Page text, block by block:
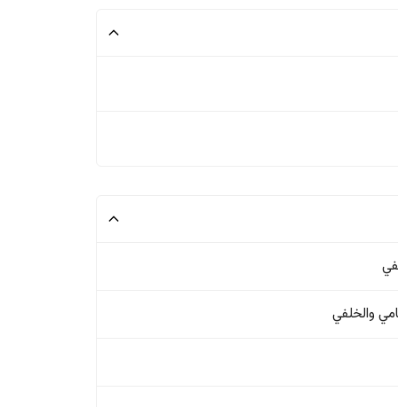
والخلفي